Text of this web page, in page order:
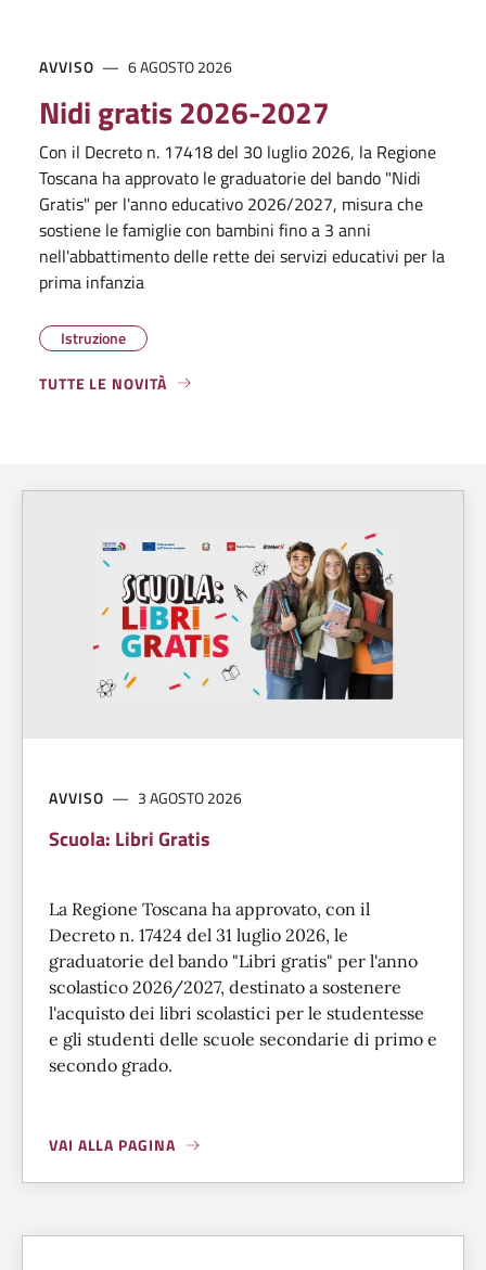
AVVISO 6 AGOSTO 2026
Nidi gratis 2026-2027
Con il Decreto n. 17418 del 30 luglio 2026, la Regione
Toscana ha approvato le graduatorie del bando "Nidi
Gratis" per l'anno educativo 2026/2027, misura che
sostiene le famiglie con bambini fino a 3 anni
nell'abbattimento delle rette dei servizi educativi per la
prima infanzia
Istruzione
TUTTE LE NOVITÀ
AVVISO 3 AGOSTO 2026
Scuola: Libri Gratis
La Regione Toscana ha approvato, con il
Decreto n. 17424 del 31 luglio 2026, le
graduatorie del bando "Libri gratis" per l'anno
scolastico 2026/2027, destinato a sostenere
l'acquisto dei libri scolastici per le studentesse
e gli studenti delle scuole secondarie di primo e
secondo grado.
VAI ALLA PAGINA
A PROPOSITO DISCUOLA: LIBRI GRATIS